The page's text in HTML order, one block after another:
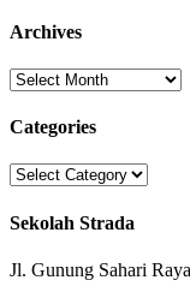
Archives
Archives
Categories
Categories
Sekolah Strada
Jl. Gunung Sahari